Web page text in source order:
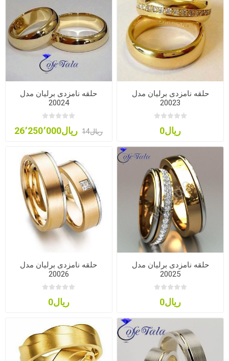
حلقه نامزدی برلیان مدل
20023
ریال0
حلقه نامزدی برلیان مدل
20024
ریال14 ریال26٬250٬000
حلقه نامزدی برلیان مدل
20025
ریال0
حلقه نامزدی برلیان مدل
20026
ریال0